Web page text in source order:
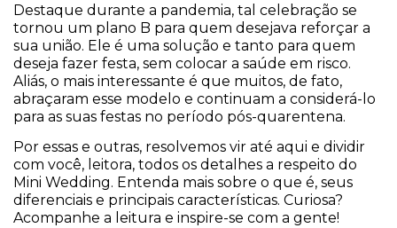
Destaque durante a pandemia, tal celebração se
tornou um plano B para quem desejava reforçar a
sua união. Ele é uma solução e tanto para quem
deseja fazer festa, sem colocar a saúde em risco.
Aliás, o mais interessante é que muitos, de fato,
abraçaram esse modelo e continuam a considerá-lo
para as suas festas no período pós-quarentena.
Por essas e outras, resolvemos vir até aqui e dividir
com você, leitora, todos os detalhes a respeito do
Mini Wedding. Entenda mais sobre o que é, seus
diferenciais e principais características. Curiosa?
Acompanhe a leitura e inspire-se com a gente!